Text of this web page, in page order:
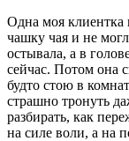
Одна моя клиентка
чашку чая и не
остывала, а в
сейчас. Потом она
будто стою в
страшно тронуть
разбирать, как
на силе воли, а на